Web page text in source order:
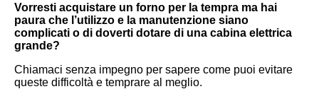
Vorresti acquistare un forno per la tempra ma hai
paura che l’utilizzo e la manutenzione siano
complicati o di doverti dotare di una cabina elettrica
grande?
Chiamaci senza impegno per sapere come puoi evitare
queste difficoltà e temprare al meglio.